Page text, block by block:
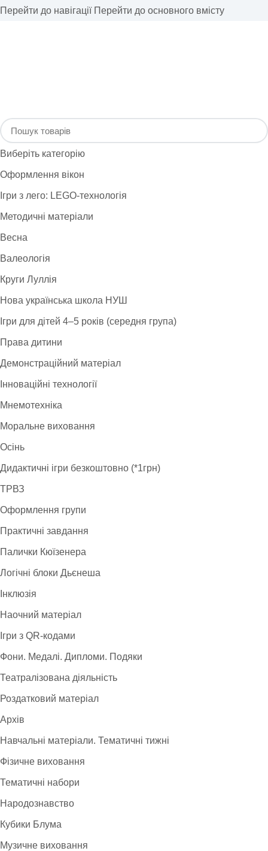
Перейти до навігації Перейти до основного вмісту
Виберіть категорію
Оформлення вікон
Ігри з лего: LEGO-технологія
Методичні матеріали
Весна
Валеологія
Круги Луллія
Нова українська школа НУШ
Ігри для дітей 4–5 років (середня група)
Права дитини
Демонстраційний матеріал
Інноваційні технології
Мнемотехніка
Моральне виховання
Осінь
Дидактичні ігри безкоштовно (*1грн)
ТРВЗ
Оформлення групи
Практичні завдання
Палички Кюїзенера
Логічні блоки Дьєнеша
Інклюзія
Наочний матеріал
Ігри з QR-кодами
Фони. Медалі. Дипломи. Подяки
Театралізована діяльність
Роздатковий матеріал
Архів
Навчальні матеріали. Тематичні тижні
Фізичне виховання
Тематичні набори
Народознавство
Кубики Блума
Музичне виховання